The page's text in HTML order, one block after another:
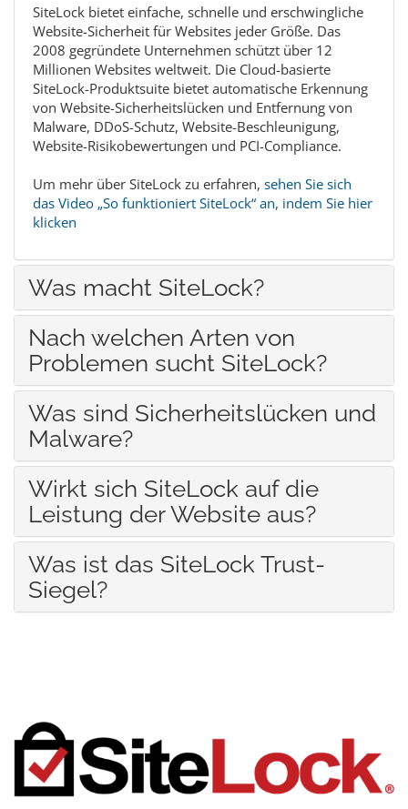
SiteLock bietet einfache, schnelle und erschwingliche
Website-Sicherheit für Websites jeder Größe. Das
2008 gegründete Unternehmen schützt über 12
Millionen Websites weltweit. Die Cloud-basierte
SiteLock-Produktsuite bietet automatische Erkennung
von Website-Sicherheitslücken und Entfernung von
Malware, DDoS-Schutz, Website-Beschleunigung,
Website-Risikobewertungen und PCI-Compliance.
Um mehr über SiteLock zu erfahren, sehen Sie sich
das Video „So funktioniert SiteLock“ an, indem Sie hier
klicken
Was macht SiteLock?
Nach welchen Arten von
Problemen sucht SiteLock?
Was sind Sicherheitslücken und
Malware?
Wirkt sich SiteLock auf die
Leistung der Website aus?
Was ist das SiteLock Trust-
Siegel?